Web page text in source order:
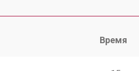
Время